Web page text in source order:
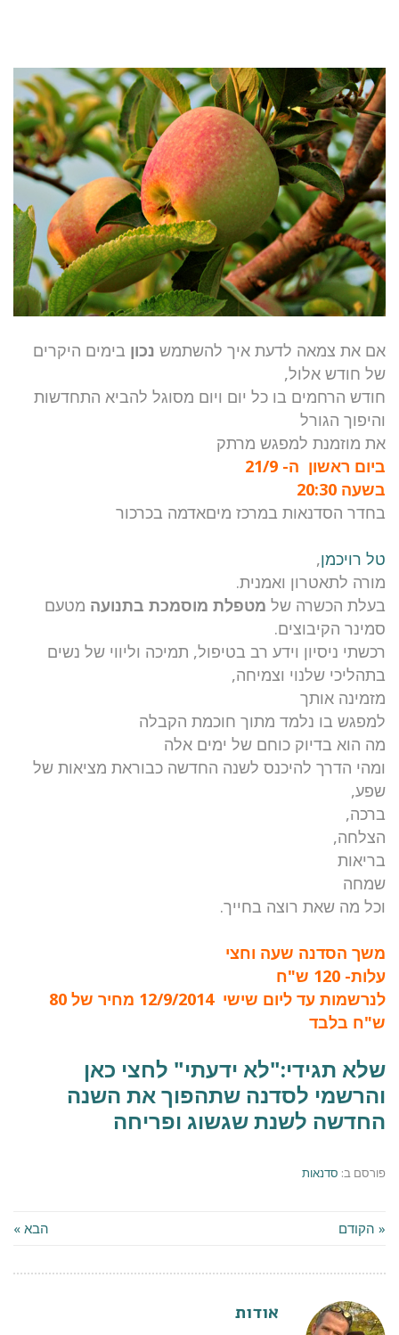
אם את צמאה לדעת איך להשתמש נכון בימים היקרים
של חודש אלול,
חודש הרחמים בו כל יום ויום מסוגל להביא התחדשות
והיפוך הגורל
את מוזמנת למפגש מרתק
ביום ראשון ה- 21/9
בשעה 20:30
בחדר הסדנאות במרכז מיםאדמה בכרכור
טל רויכמן,
מורה לתאטרון ואמנית.
בעלת הכשרה של מטפלת מוסמכת בתנועה מטעם
סמינר הקיבוצים.
רכשתי ניסיון וידע רב בטיפול, תמיכה וליווי של נשים
בתהליכי שלנוי וצמיחה,
מזמינה אותך
למפגש בו נלמד מתוך חוכמת הקבלה
מה הוא בדיוק כוחם של ימים אלה
ומהי הדרך להיכנס לשנה החדשה כבוראת מציאות של
שפע,
ברכה,
הצלחה,
בריאות
שמחה
וכל מה שאת רוצה בחייך.
משך הסדנה שעה וחצי
עלות- 120 ש"ח
לנרשמות עד ליום שישי 12/9/2014 מחיר של 80
ש"ח בלבד
שלא תגידי:"לא ידעתי" לחצי כאן
והרשמי לסדנה שתהפוך את השנה
החדשה לשנת שגשוג ופריחה
פורסם ב: סדנאות
« הקודם הבא »
אודות